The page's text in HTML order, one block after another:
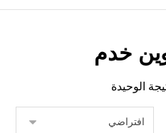
خدم
الوحيدة